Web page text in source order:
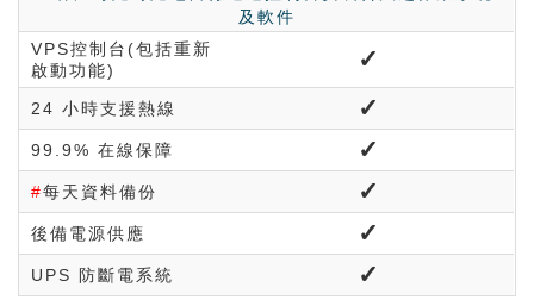
及軟件
VPS控制台(包括重新
啟動功能)
✓
24 小時支援熱線 ✓
99.9% 在線保障 ✓
#每天資料備份 ✓
後備電源供應 ✓
UPS 防斷電系統 ✓